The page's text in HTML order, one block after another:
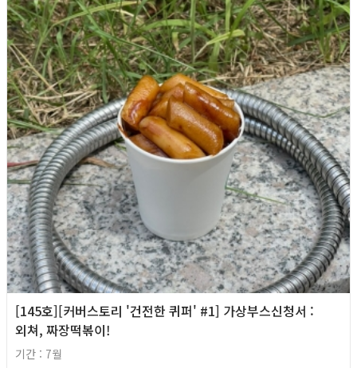
[145호][커버스토리 '건전한 퀴퍼' #1] 가상부스신청서 :
외쳐, 짜장떡볶이!
기간 : 7월